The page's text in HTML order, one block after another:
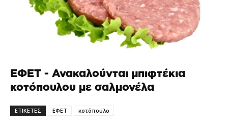
ΕΦΕΤ - Ανακαλούνται μπιφτέκια
κοτόπουλου με σαλμονέλα
ΕΤΙΚΕΤΕΣ ΕΦΕΤ κοτόπουλο